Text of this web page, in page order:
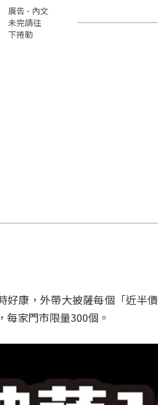
廣告 - 內文
未完請往
下捲動
康，外帶大披薩每個「近半
家門市限量300個。